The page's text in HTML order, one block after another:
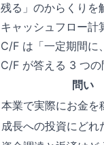
残る」のからくりを
キャッシュフロー計
C/F は「一定期間に
C/F が答える 3 つの
問い
本業で実際にお金を
成長への投資にどれ